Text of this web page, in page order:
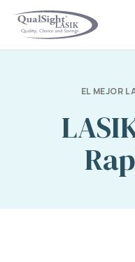
Saltar
EL MEJOR